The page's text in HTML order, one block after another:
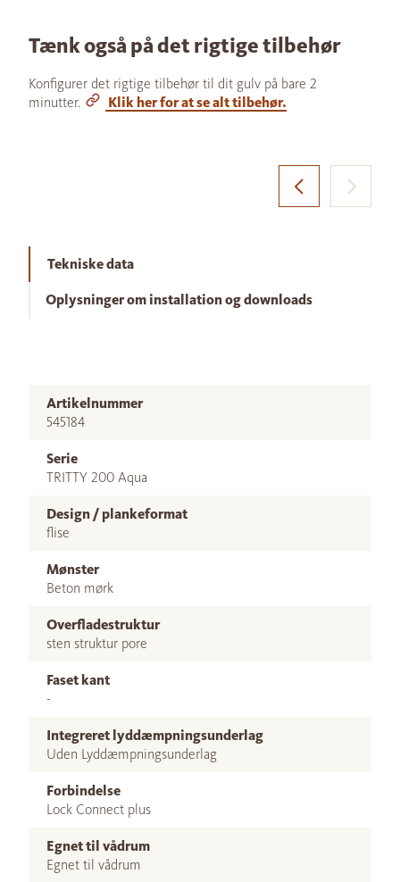
Tænk også på det rigtige tilbehør
Konfigurer det rigtige tilbehør til dit gulv på bare 2
minutter.
Klik her for at se alt tilbehør.
Tekniske data
Oplysninger om installation og downloads
Artikelnummer
545184
Serie
TRITTY 200 Aqua
Design / plankeformat
flise
Mønster
Beton mørk
Overfladestruktur
sten struktur pore
Faset kant
-
Integreret lyddæmpningsunderlag
Uden Lyddæmpningsunderlag
Forbindelse
Lock Connect plus
Egnet til vådrum
Egnet til vådrum